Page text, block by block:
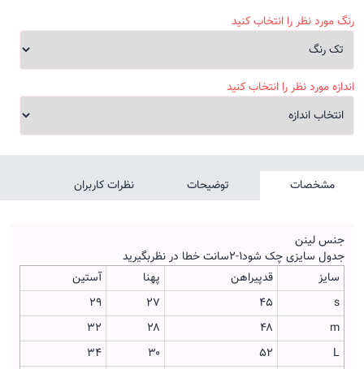
رنگ مورد نظر را انتخاب کنید
اندازه مورد نظر را انتخاب کنید
مشخصات توضیحات نظرات کاربران
جنس لینن
جدول سایزی چک شود۱-۲سانت خطا در نظربگیرید
سایز
قدپیراهن پهنا
آستین
s
۴۵ ۲۷
۲۹
m
۴۸ ۲۸
۳۲
L
۵۲ ۳۰
۳۴